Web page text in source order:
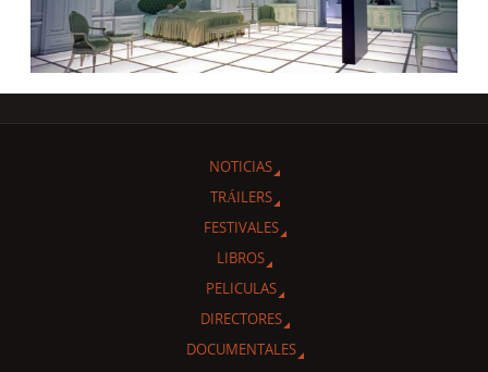
NOTICIAS
TRÁILERS
FESTIVALES
LIBROS
PELICULAS
DIRECTORES
DOCUMENTALES